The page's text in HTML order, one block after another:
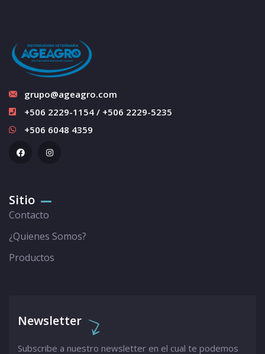
grupo@ageagro.com
+506 2229-1154 / +506 2229-5235
+506 6048 4359
Sitio
Contacto
¿Quienes Somos?
Productos
Newsletter
Subscribe a nuestro newsletter en el cual te podemos